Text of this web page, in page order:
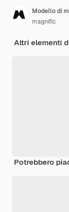
Modello di
magnific
Altri elementi
Potrebbero